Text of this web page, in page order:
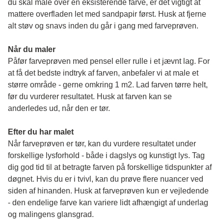
du skal male over en eksisterende farve, er det vigtigt at
mattere overfladen let med sandpapir først. Husk at fjerne
alt støv og snavs inden du går i gang med farveprøven.
Når du maler
Påfør farveprøven med pensel eller rulle i et jævnt lag. For
at få det bedste indtryk af farven, anbefaler vi at male et
større område - gerne omkring 1 m2. Lad farven tørre helt,
før du vurderer resultatet. Husk at farven kan se
anderledes ud, når den er tør.
Efter du har malet
Når farveprøven er tør, kan du vurdere resultatet under
forskellige lysforhold - både i dagslys og kunstigt lys. Tag
dig god tid til at betragte farven på forskellige tidspunkter af
døgnet. Hvis du er i tvivl, kan du prøve flere nuancer ved
siden af hinanden. Husk at farveprøven kun er vejledende
- den endelige farve kan variere lidt afhængigt af underlag
og malingens glansgrad.